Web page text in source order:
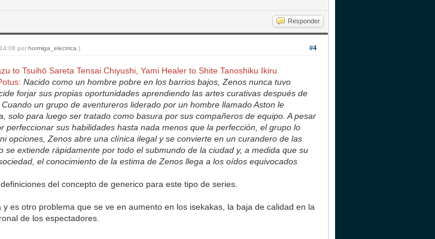
Responder
#4
14:08 porhormiga_electrica .)
to Tsuihō Sareta Tensai Chiyushi, Yami Healer to Shite Tanoshiku Ikiru
Nacido como un hombre pobre en los barrios bajos, Zenos nunca tuvo
forjar sus propias oportunidades aprendiendo las artes curativas después de
un grupo de aventureros liderado por un hombre llamado Aston le
solo para luego ser tratado como basura por sus compañeros de equipo. A pesar
perfeccionar sus habilidades hasta nada menos que la perfección, el grupo lo
opciones, Zenos abre una clínica ilegal y se convierte en un curandero de las
se extiende rápidamente por todo el submundo de la ciudad y, a medida que su
el conocimiento de la estima de Zenos llega a los oídos equivocados
del concepto de generico para este tipo de series.
es otro problema que se ve en aumento en los isekakas, la baja de calidad en la
de los espectadores.